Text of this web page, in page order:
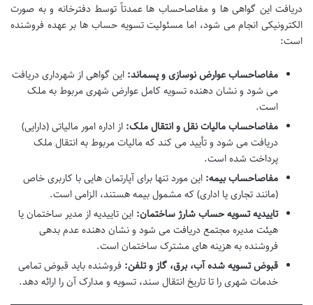
دریافت این گواهی ها و مفاصاحساب ها عمدتاً توسط دفترخانه و به صورت
الکترونیکی انجام می شود، اما مسئولیت تسویه حساب ها بر عهده فروشنده
است:
مفاصاحساب عوارض نوسازی و پسماند: این گواهی از شهرداری دریافت
می شود و نشان دهنده تسویه کامل عوارض شهری مربوط به ملک
است.
مفاصاحساب مالیات نقل و انتقال ملک: از اداره امور مالیاتی (دارایی)
دریافت می شود و تأیید می کند که مالیات مربوط به انتقال ملک
پرداخت شده است.
مفاصاحساب بیمه: این مورد تنها برای آپارتمان هایی با کاربری خاص
(مانند تجاری یا اداری) که مشمول بیمه هستند، الزامی است.
تاییدیه تسویه حساب شارژ ساختمان: این تاییدیه از مدیر ساختمان یا
هیئت مدیره مجتمع دریافت می شود و نشان دهنده عدم بدهی
فروشنده به هزینه های مشترک ساختمان است.
قبوض تسویه شده آب، برق، گاز و تلفن: فروشنده باید قبوض تمامی
خدمات شهری را تا تاریخ انتقال سند، تسویه و مدارک آن را ارائه دهد.